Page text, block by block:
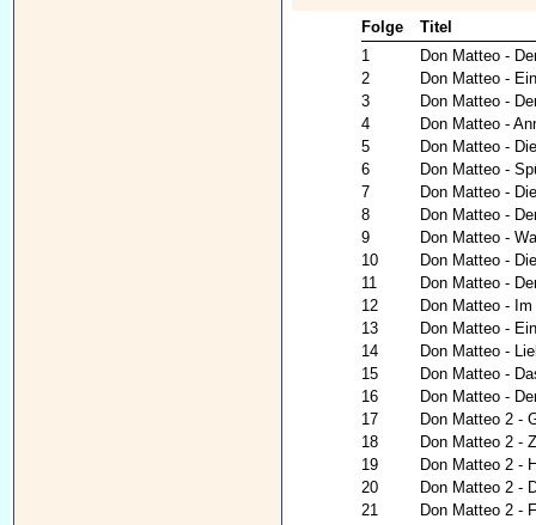
Folge
Titel
1
Don Matteo -
2
Don Matteo -
3
Don Matteo -
4
Don Matteo -
5
Don Matteo -
6
Don Matteo -
7
Don Matteo -
8
Don Matteo -
9
Don Matteo -
10
Don Matteo -
11
Don Matteo -
12
Don Matteo -
13
Don Matteo -
14
Don Matteo -
15
Don Matteo -
16
Don Matteo -
17
Don Matteo 2 -
18
Don Matteo 2 -
19
Don Matteo 2 -
20
Don Matteo 2 -
21
Don Matteo 2 -